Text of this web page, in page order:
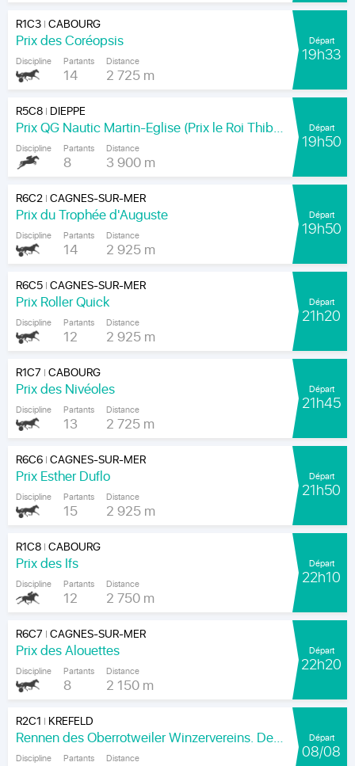
R1C3|CABOURG
Prix des Coréopsis
Discipline Partants
14
Distance
2 725 m
Départ
19h33
R5C8| DIEPPE
Prix QG Nautic Martin-Eglise (Prix le Roi Thibault)
Discipline Partants
8
Distance
3 900 m
Départ
19h50
R6C2|CAGNES-SUR-MER
Prix du Trophée d'Auguste
Discipline Partants
14
Distance
2 925 m
Départ
19h50
R6C5|CAGNES-SUR-MER
Prix Roller Quick
Discipline Partants
12
Distance
2 925 m
Départ
21h20
R1C7 |CABOURG
Prix des Nivéoles
Discipline Partants
13
Distance
2 725 m
Départ
21h45
R6C6|CAGNES-SUR-MER
Prix Esther Duflo
Discipline Partants
15
Distance
2 925 m
Départ
21h50
R1C8|CABOURG
Prix des Ifs
Discipline Partants
12
Distance
2 750 m
Départ
22h10
R6C7 |CAGNES-SUR-MER
Prix des Alouettes
Discipline Partants
8
Distance
2 150 m
Départ
22h20
R2C1 | KREFELD
Rennen des Oberrotweiler Winzervereins. Der Klassiker Am Kaiser.
Discipline Partants Distance
Départ
08/08